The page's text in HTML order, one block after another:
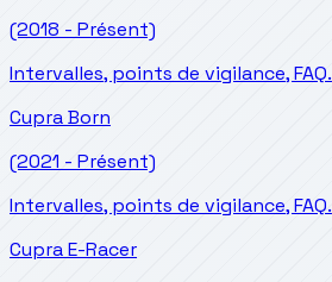
(2018 - Présent)
Intervalles, points de vigilance, FAQ.
CupraBorn
(2021 - Présent)
Intervalles, points de vigilance, FAQ.
CupraE-Racer